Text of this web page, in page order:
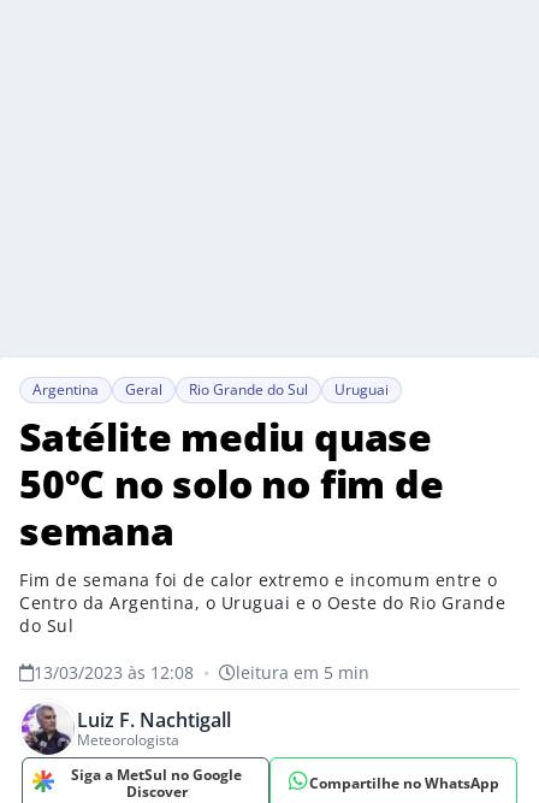
Argentina Geral Rio Grande do Sul Uruguai
Satélite mediu quase
50ºC no solo no fim de
semana
Fim de semana foi de calor extremo e incomum entre o
Centro da Argentina, o Uruguai e o Oeste do Rio Grande
do Sul
13/03/2023 às 12:08 • leitura em 5 min
Luiz F. Nachtigall
Meteorologista
Siga a MetSul no Google
Discover
Compartilhe no WhatsApp